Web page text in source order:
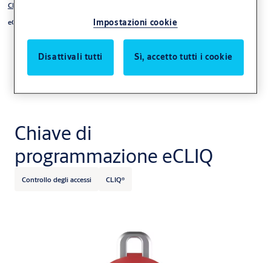
CLIQ
eCLIQ Chiavi programmabili
Chiave di
programmazione eCLIQ
Controllo degli accessi CLIQ®
Impostazioni cookie
Disattivali tutti Sì, accetto tutti i cookie